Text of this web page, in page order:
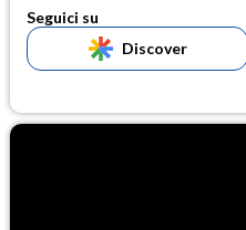
Seguici su
Discover